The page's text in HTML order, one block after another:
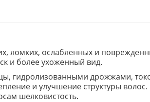
ломких, ослабленных и
и более ухоженный вид.
гидролизованными дрожжами,
и улучшение структуры волос.
шелковистость.